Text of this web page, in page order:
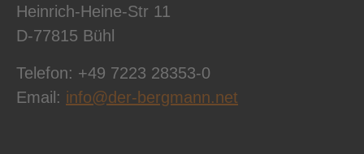
Heinrich-Heine-Str 11
D-77815 Bühl
Telefon: +49 7223 28353-0
Email: info@der-bergmann.net